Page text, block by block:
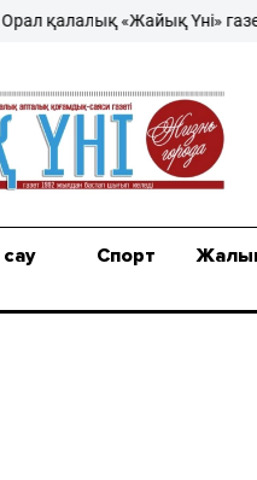
«Жайық Үні» газеті –
Спорт